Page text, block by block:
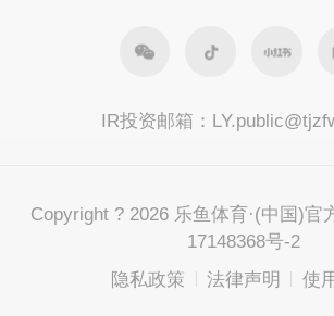
IR投资邮箱：
Copyright ? 2026 乐鱼体育·(中国)官
17148368号-2
隐私政策
法律声明 使